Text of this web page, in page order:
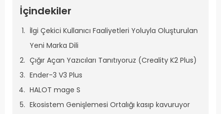
İçindekiler
İlgi Çekici Kullanıcı Faaliyetleri Yoluyla Oluşturulan
Yeni Marka Dili
Çığır Açan Yazıcıları Tanıtıyoruz (Creality K2 Plus)
Ender-3 V3 Plus
HALOT mage S
Ekosistem Genişlemesi Ortalığı kasıp kavuruyor